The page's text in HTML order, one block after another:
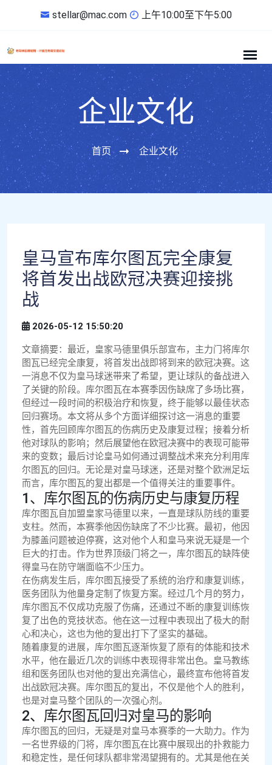
stellar@mac.com 上午10:00至下午5:00
企业文化
首页 企业文化
皇马宣布库尔图瓦完全康复
将首发出战欧冠决赛迎接挑
战
2026-05-12 15:50:20
文章摘要：最近，皇家马德里俱乐部宣布，主力门将库尔
图瓦已经完全康复，将首发出战即将到来的欧冠决赛。这
一消息不仅为皇马球迷带来了希望，更让球队的备战进入
了关键的阶段。库尔图瓦在本赛季因伤缺席了多场比赛，
但经过一段时间的积极治疗和恢复，终于能够以最佳状态
回归赛场。本文将从多个方面详细探讨这一消息的重要
性，首先回顾库尔图瓦的伤病历史及康复过程；接着分析
他对球队的影响；然后展望他在欧冠决赛中的表现可能带
来的变数；最后讨论皇马如何通过调整战术来充分利用库
尔图瓦的回归。无论是对皇马球迷，还是对整个欧洲足坛
而言，库尔图瓦的复出都是一个值得关注的重要事件。
1、库尔图瓦的伤病历史与康复历程
库尔图瓦自加盟皇家马德里以来，一直是球队防线的重要
支柱。然而，本赛季他因伤缺席了不少比赛。最初，他因
为膝盖问题被迫停赛，这对他个人和皇马来说无疑是一个
巨大的打击。作为世界顶级门将之一，库尔图瓦的缺阵使
得皇马在防守端面临不少压力。
在伤病发生后，库尔图瓦接受了系统的治疗和康复训练，
医务团队为他量身定制了恢复方案。经过几个月的努力，
库尔图瓦不仅成功克服了伤痛，还通过不断的康复训练恢
复了出色的竞技状态。他在这一过程中表现出了极大的耐
心和决心，这也为他的复出打下了坚实的基础。
随着康复的进展，库尔图瓦逐渐恢复了原有的体能和技术
水平，他在最近几次的训练中表现得非常出色。皇马教练
组和医务团队也对他的复出充满信心，最终宣布他将首发
出战欧冠决赛。库尔图瓦的复出，不仅是他个人的胜利，
也是对皇马整个团队的一次强心剂。
2、库尔图瓦回归对皇马的影响
库尔图瓦的回归，无疑是对皇马本赛季的一大助力。作为
一名世界级的门将，库尔图瓦在比赛中展现出的扑救能力
和稳定性，是任何球队都非常渴望拥有的。尤其是他在关